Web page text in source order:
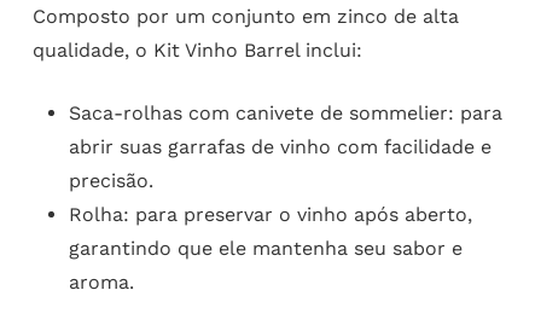
Composto por um conjunto em zinco de alta
qualidade, o Kit Vinho Barrel inclui:
Saca-rolhas com canivete de sommelier: para
abrir suas garrafas de vinho com facilidade e
precisão.
Rolha: para preservar o vinho após aberto,
garantindo que ele mantenha seu sabor e
aroma.